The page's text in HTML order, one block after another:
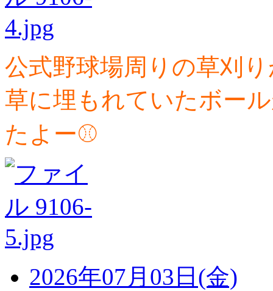
公式野球場周りの草刈
草に埋もれていたボー
たよー⚾️
2026年07月03日(金)